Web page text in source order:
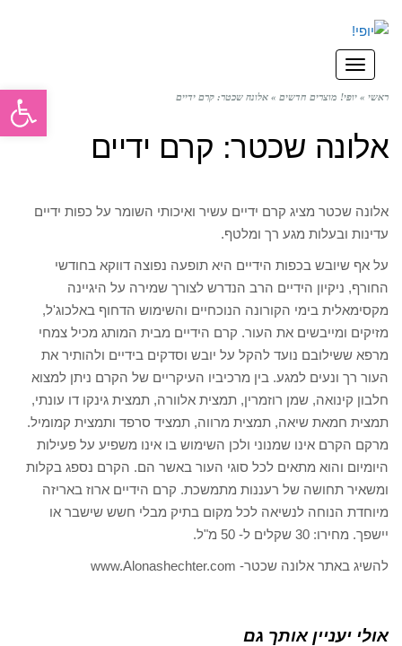
תפריט
ראשי » יופי! מוצרים חדשים » אלונה שכטר: קרם ידיים
אלונה שכטר: קרם ידיים
אלונה שכטר מציג קרם ידיים עשיר ואיכותי השומר על כפות ידיים
עדינות ובעלות מגע רך ומלטף.
על אף שיובש בכפות הידיים היא תופעה נפוצה דווקא בחודשי
החורף, ניקיון הידיים הרב הנדרש לצורך שמירה על היגיינה
מקסימאלית בימי הקורונה הנוכחיים והשימוש הדחוף באלכוג'ל,
מזיקים ומייבשים את העור. קרם הידיים מבית המותג מכיל צמחי
מרפא ששילובם נועד להקל על יובש וסדקים בידיים ולהותיר את
העור רך ונעים למגע. בין מרכיביו העיקריים של הקרם ניתן למצוא
חלבון קינואה, שמן רוזמרין, תמצית אלוורה, תמצית גינקו דו עונתי,
תמצית חמאת שיאה, תמצית מרווה, תמציד סרפד ותמצית קמומיל.
מרקם הקרם אינו שמנוני ולכן השימוש בו אינו משפיע על פעילות
היומיום והוא מתאים לכל סוגי העור באשר הם. הקרם נספג בקלות
ומשאיר תחושה של רעננות מתמשכת. קרם הידיים ארוז באריזה
מיוחדת הנוחה לנשיאה לכל מקום בתיק מבלי חשש שישבר או
יישפך. מחירו: 30 שקלים ל- 50 מ"ל.
להשיג באתר אלונה שכטר- www.Alonashechter.com
אולי יעניין אותך גם
פתח